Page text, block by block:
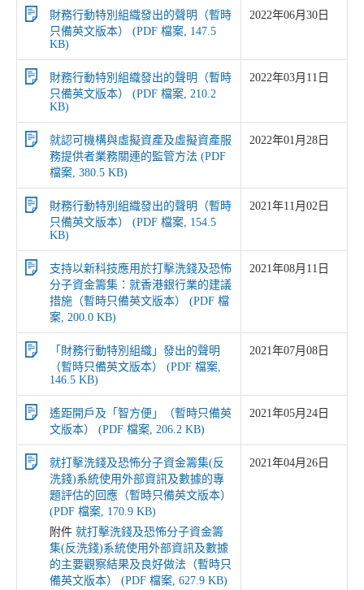
財務行動特別組織發出的聲明（暫時
只備英文版本） (PDF 檔案, 147.5
KB)
2022年06月30日
財務行動特別組織發出的聲明（暫時
只備英文版本） (PDF 檔案, 210.2
KB)
2022年03月11日
就認可機構與虛擬資產及虛擬資產服
務提供者業務關連的監管方法 (PDF
檔案, 380.5 KB)
2022年01月28日
財務行動特別組織發出的聲明（暫時
只備英文版本） (PDF 檔案, 154.5
KB)
2021年11月02日
支持以新科技應用於打擊洗錢及恐怖
分子資金籌集：就香港銀行業的建議
措施（暫時只備英文版本） (PDF 檔
案, 200.0 KB)
2021年08月11日
「財務行動特別組織」發出的聲明
（暫時只備英文版本） (PDF 檔案,
146.5 KB)
2021年07月08日
遙距開戶及「智方便」（暫時只備英
文版本） (PDF 檔案, 206.2 KB)
2021年05月24日
就打擊洗錢及恐怖分子資金籌集(反
洗錢)系統使用外部資訊及數據的專
題評估的回應（暫時只備英文版本）
(PDF 檔案, 170.9 KB)
附件 就打擊洗錢及恐怖分子資金籌
集(反洗錢)系統使用外部資訊及數據
的主要觀察結果及良好做法（暫時只
備英文版本） (PDF 檔案, 627.9 KB)
2021年04月26日